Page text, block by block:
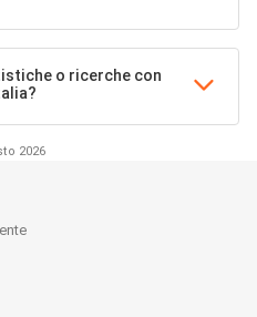
o ricerche con
2026